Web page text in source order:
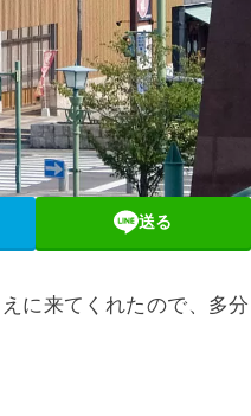
送る
に来てくれたので、多分